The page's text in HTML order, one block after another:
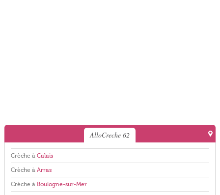
AlloCreche 62
Crèche à Calais
Crèche à Arras
Crèche à Boulogne-sur-Mer